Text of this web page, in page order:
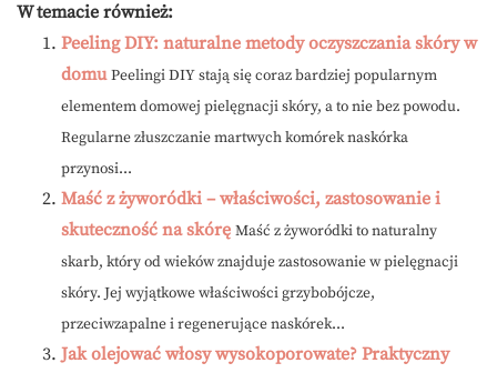
W temacie również:
Peeling DIY: naturalne metody oczyszczania skóry w
domu Peelingi DIY stają się coraz bardziej popularnym
elementem domowej pielęgnacji skóry, a to nie bez powodu.
Regularne złuszczanie martwych komórek naskórka
przynosi...
Maść z żyworódki – właściwości, zastosowanie i
skuteczność na skórę Maść z żyworódki to naturalny
skarb, który od wieków znajduje zastosowanie w pielęgnacji
skóry. Jej wyjątkowe właściwości grzybobójcze,
przeciwzapalne i regenerujące naskórek...
Jak olejować włosy wysokoporowate? Praktyczny